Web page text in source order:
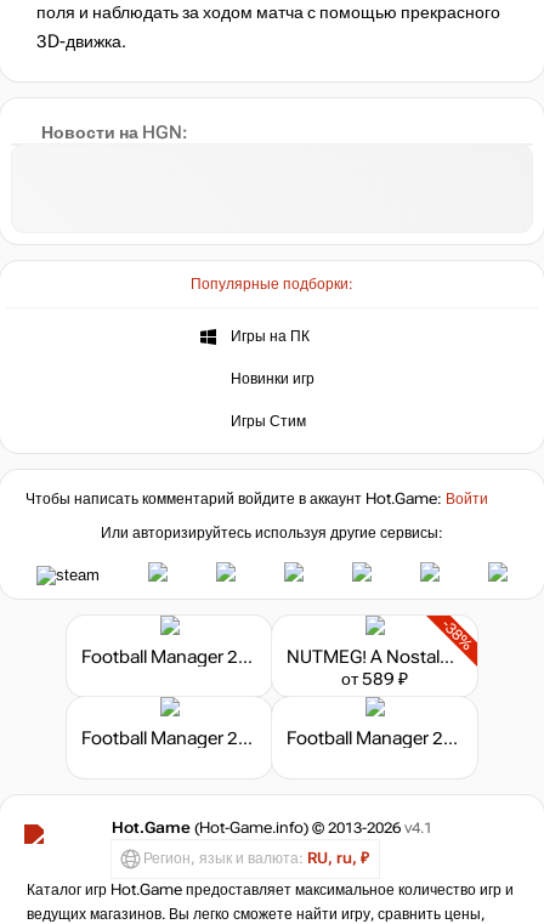
Новости на HGN:
Популярные подборки:
Игры на ПК
Новинки игр
Игры Стим
поля и наблюдать за ходом матча с помощью прекрасного
3D-движка.
Чтобы написать комментарий войдите в аккаунт Hot.Game: Войти
Или авторизируйтесь используя другие сервисы:
Football Manager 2024
-38%
NUTMEG! A Nostalgic Deckbuilding Football Manager
от 589 ₽
Football Manager 2022 Football Manager 2023
Hot.Game (Hot-Game.info) © 2013-2026 v4.1
Регион, язык и валюта: RU, ru, ₽
Каталог игр Hot.Game предоставляет максимальное количество игр и
ведущих магазинов. Вы легко сможете найти игру, сравнить цены,